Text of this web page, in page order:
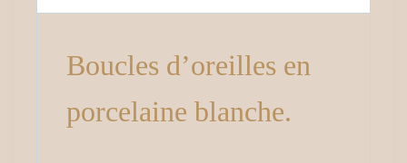
Boucles d’oreilles en
porcelaine blanche.